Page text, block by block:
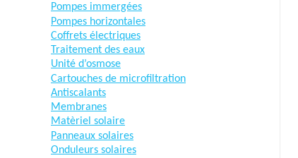
Pompes immergées
Pompes horizontales
Coffrets électriques
Traitement des eaux
Unité d’osmose
Cartouches de microfiltration
Antiscalants
Membranes
Matèriel solaire
Panneaux solaires
Onduleurs solaires